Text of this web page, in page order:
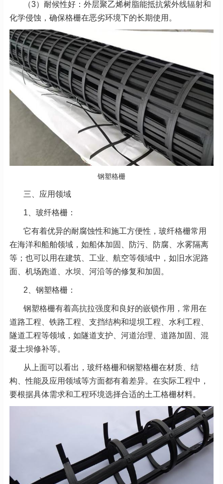
（3）耐候性好：外层聚乙烯树脂能抵抗紫外线辐射和
化学侵蚀，确保格栅在恶劣环境下的长期使用。
钢塑格栅
三、应用领域
1、玻纤格栅：
它有着优异的耐腐蚀性和施工方便性，玻纤格栅常用
在海洋和船舶领域，如船体加固、防污、防腐、水雾隔离
等；也可以用在建筑、工业、航空等领域中，如旧水泥路
面、机场跑道、水坝、河沿等的修复和加固。
2、钢塑格栅：
钢塑格栅有着高抗拉强度和良好的嵌锁作用，常用在
道路工程、铁路工程、支挡结构和堤坝工程、水利工程、
隧道工程等领域，如隧道支护、河道治理、道路加固、混
凝土坝修补等。
从上面可以看出，玻纤格栅和钢塑格栅在材质、结
构、性能及应用领域等方面都有着差异。在实际工程中，
要根据具体需求和工程环境选择合适的土工格栅材料。